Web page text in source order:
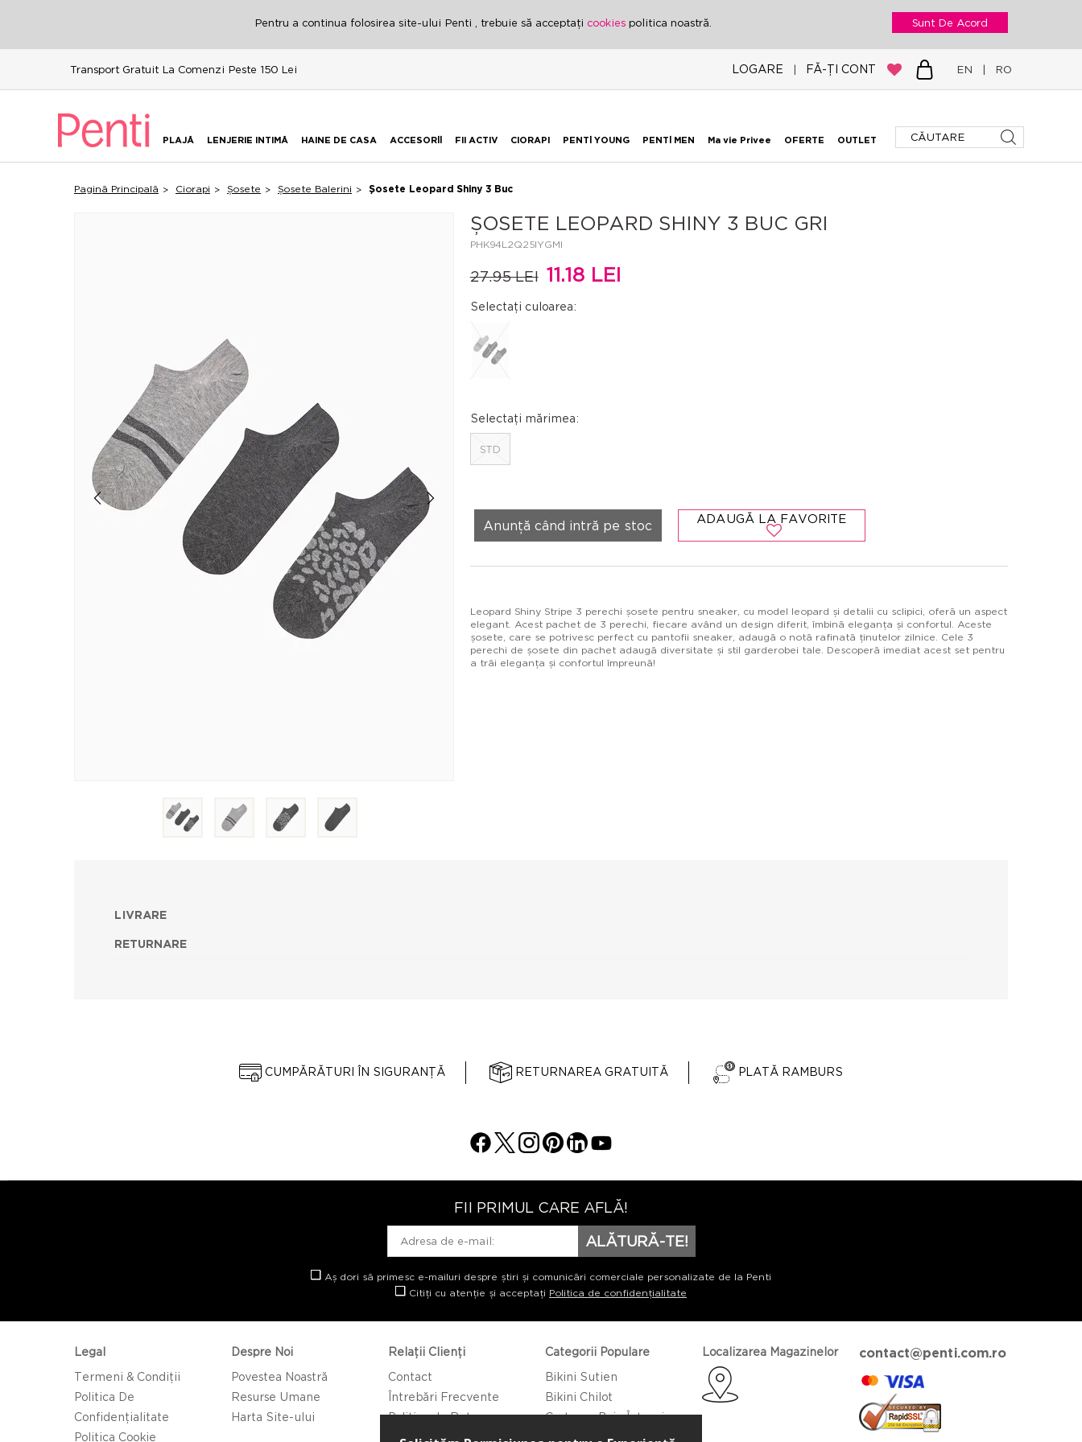
Pentru a continua folosirea site-ului Penti , trebuie să acceptați cookies politica noastră. Sunt De Acord
Transport Gratuit La Comenzi Peste 150 Lei LOGARE | FĂ-ȚI CONT EN | RO
PLAJĂ LENJERIE INTIMĂ HAINE DE CASA ACCESORİİ FII ACTIV CIORAPI PENTİ YOUNG PENTİ MEN Ma vie Privee OFERTE OUTLET
Pagină Principală Ciorapi Șosete Șosete Balerini Șosete Leopard Shiny 3 Buc
ȘOSETE LEOPARD SHINY 3 BUC GRI
PHK94L2Q25IYGMI
27.95 LEI 11.18 LEI
Selectați culoarea:
Selectați mărimea:
STD
Anunță când intră pe stoc ADAUGĂ LA FAVORITE
Leopard Shiny Stripe 3 perechi șosete pentru sneaker, cu model leopard și detalii cu sclipici, oferă un aspect
elegant. Acest pachet de 3 perechi, fiecare având un design diferit, îmbină eleganța și confortul. Aceste
șosete, care se potrivesc perfect cu pantofii sneaker, adaugă o notă rafinată ținutelor zilnice. Cele 3
perechi de șosete din pachet adaugă diversitate și stil garderobei tale. Descoperă imediat acest set pentru
a trăi eleganța și confortul împreună!
LIVRARE
RETURNARE
CUMPĂRĂTURI ÎN SIGURANȚĂ RETURNAREA GRATUITĂ PLATĂ RAMBURS
FII PRIMUL CARE AFLĂ!
ALĂTURĂ-TE!
Aș dori să primesc e-mailuri despre știri și comunicări comerciale personalizate de la Penti
Citiți cu atenție și acceptați Politica de confidențialitate
Legal
Termeni & Condiții
Politica De
Confidențialitate
Politica Cookie
Despre Noi
Povestea Noastră
Resurse Umane
Harta Site-ului
Relații Clienți
Contact
Întrebări Frecvente
Politica de Returnare
Categorii Populare
Bikini Sutien
Bikini Chilot
Costume Baie Întregi
Caftan/Pareo
Localizarea Magazinelor contact@penti.com.ro